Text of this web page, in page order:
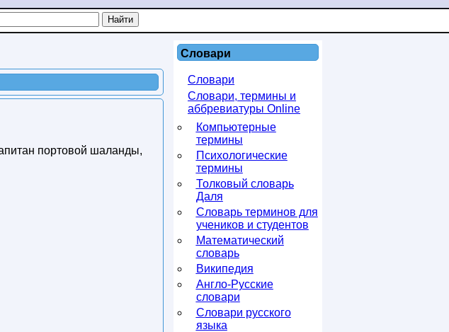
портовой шаланды,
Словари
Словари
Словари, термины и
аббревиатуры Online
Компьютерные
термины
Психологические
термины
Толковый словарь
Даля
Словарь терминов для
учеников и студентов
Математический
словарь
Википедия
Англо-Русские
словари
Словари русского
языка